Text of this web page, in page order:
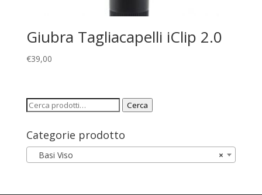
Giubra Tagliacapelli iClip 2.0
€39,00
Cerca: Cerca
Categorie prodotto
×
Basi Viso